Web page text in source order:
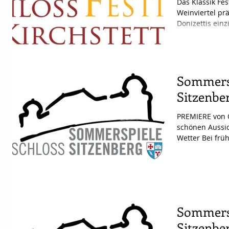
Weinviertel
Donizettis
PREMIERE
schönen
Wetter Bei